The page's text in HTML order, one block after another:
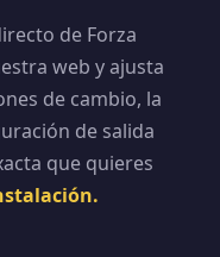
de Forza
web y ajusta
de cambio, la
de salida
que quieres